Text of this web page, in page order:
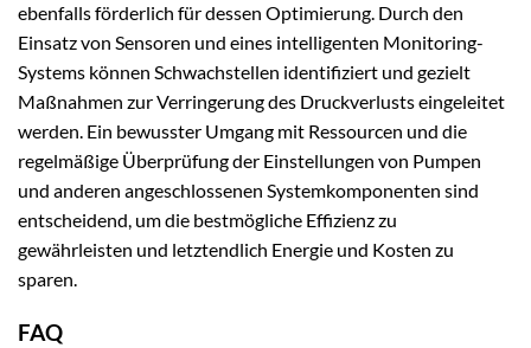
ebenfalls förderlich für dessen Optimierung. Durch den
Einsatz von Sensoren und eines intelligenten Monitoring-
Systems können Schwachstellen identifiziert und gezielt
Maßnahmen zur Verringerung des Druckverlusts eingeleitet
werden. Ein bewusster Umgang mit Ressourcen und die
regelmäßige Überprüfung der Einstellungen von Pumpen
und anderen angeschlossenen Systemkomponenten sind
entscheidend, um die bestmögliche Effizienz zu
gewährleisten und letztendlich Energie und Kosten zu
sparen.
FAQ